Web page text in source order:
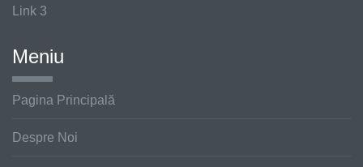
Link 3
Meniu
Pagina Principală
Despre Noi